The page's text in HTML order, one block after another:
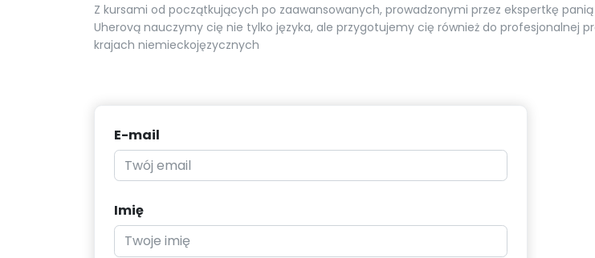
Z kursami od początkujących po zaawansowanych, prowadzonymi przez ekspertkę panią
Uherovą nauczymy cię nie tylko języka, ale przygotujemy cię również do profesjonalnej
krajach niemieckojęzycznych
E-mail
Imię